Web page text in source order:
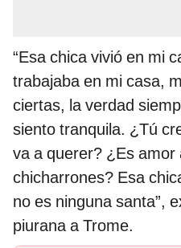
“Esa chica vivió en mi
trabajaba en mi casa,
ciertas, la verdad
siento tranquila. ¿Tú
va a querer? ¿Es amor
chicharrones? Esa
no es ninguna santa”,
piurana a Trome.